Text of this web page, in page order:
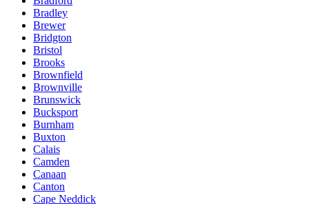
Bradley
Brewer
Bridgton
Bristol
Brooks
Brownfield
Brownville
Brunswick
Bucksport
Burnham
Buxton
Calais
Camden
Canaan
Canton
Cape Neddick